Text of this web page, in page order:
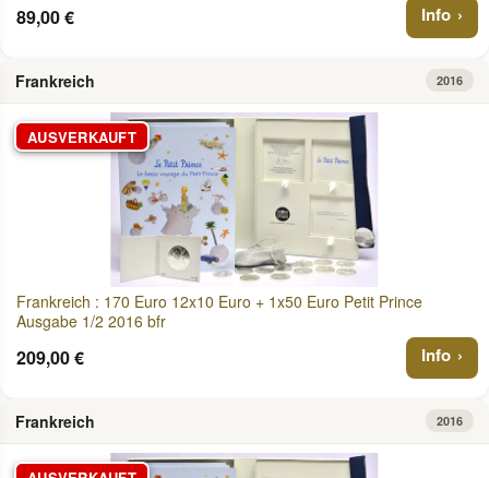
89,00 € Info
Frankreich 2016
AUSVERKAUFT
Frankreich : 170 Euro 12x10 Euro + 1x50 Euro Petit Prince
Ausgabe 1/2 2016 bfr
209,00 € Info
Frankreich 2016